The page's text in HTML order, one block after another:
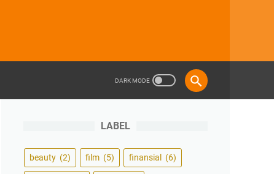
LABEL
beauty (2) film (5) finansial (6)